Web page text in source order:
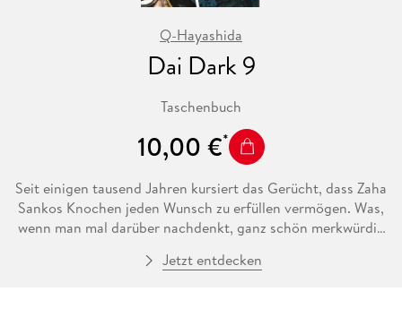
Q-Hayashida
Dai Dark 9
Taschenbuch
10,00 €
Seit einigen tausend Jahren kursiert das Gerücht, dass Zaha
Sankos Knochen jeden Wunsch zu erfüllen vermögen. Was,
wenn man mal darüber nachdenkt, ganz schön merkwürdig
Doch wie es der Zufall so will, haben sie just gerade
Jetzt entdecken